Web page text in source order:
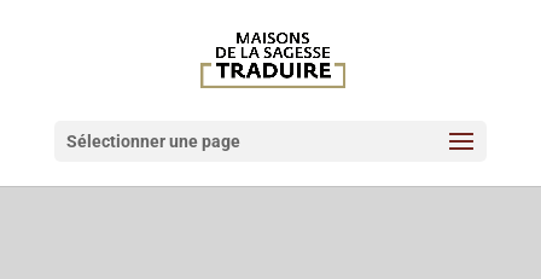
Sélectionner une page